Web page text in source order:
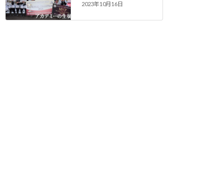
2023年10月16日